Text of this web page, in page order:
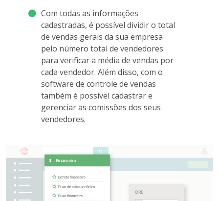
Com todas as informações
cadastradas, é possível dividir o total
de vendas gerais da sua empresa
pelo número total de vendedores
para verificar a média de vendas por
cada vendedor. Além disso, com o
software de controle de vendas
também é possível cadastrar e
gerenciar as comissões dos seus
vendedores.